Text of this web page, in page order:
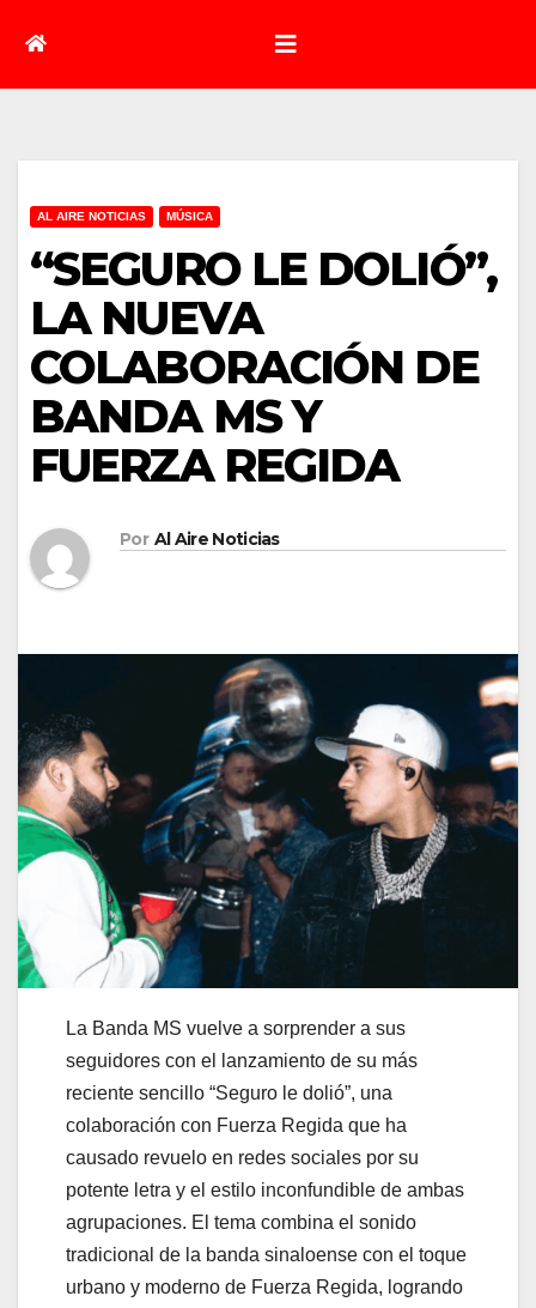
AL AIRE NOTICIAS MÚSICA
“SEGURO LE DOLIÓ”,
LA NUEVA
COLABORACIÓN DE
BANDA MS Y
FUERZA REGIDA
Por Al Aire Noticias
La Banda MS vuelve a sorprender a sus
seguidores con el lanzamiento de su más
reciente sencillo “Seguro le dolió”, una
colaboración con Fuerza Regida que ha
causado revuelo en redes sociales por su
potente letra y el estilo inconfundible de ambas
agrupaciones. El tema combina el sonido
tradicional de la banda sinaloense con el toque
urbano y moderno de Fuerza Regida, logrando